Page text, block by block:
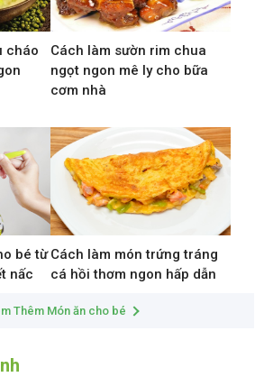
cháo
Cách làm sườn rim chua
ngọt ngon mê ly cho bữa
cơm nhà
bé từ
nấc
Cách làm món trứng tráng
cá hồi thơm ngon hấp dẫn
Thêm Món ăn cho bé